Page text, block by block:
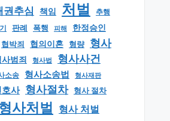
권추심 책임 처벌
추행
판례 폭행 피해 한정승인
협박죄 협의이혼 형량 형사
사범죄 형사법 형사사건
소송 형사소송법 형사재판
사 형사절차 형사 절차
사처벌 형사 처벌